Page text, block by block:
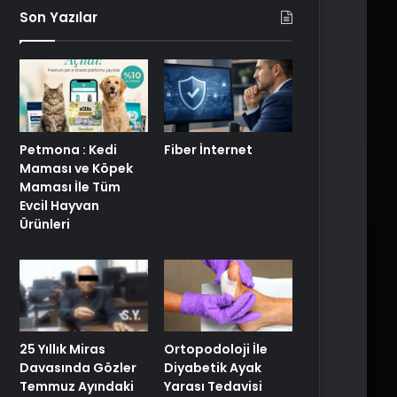
Son Yazılar
Petmona : Kedi
Maması ve Köpek
Maması İle Tüm
Evcil Hayvan
Ürünleri
Fiber İnternet
25 Yıllık Miras
Davasında Gözler
Temmuz Ayındaki
Ortopodoloji İle
Diyabetik Ayak
Yarası Tedavisi